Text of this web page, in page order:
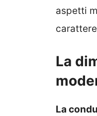
aspetti
La
La